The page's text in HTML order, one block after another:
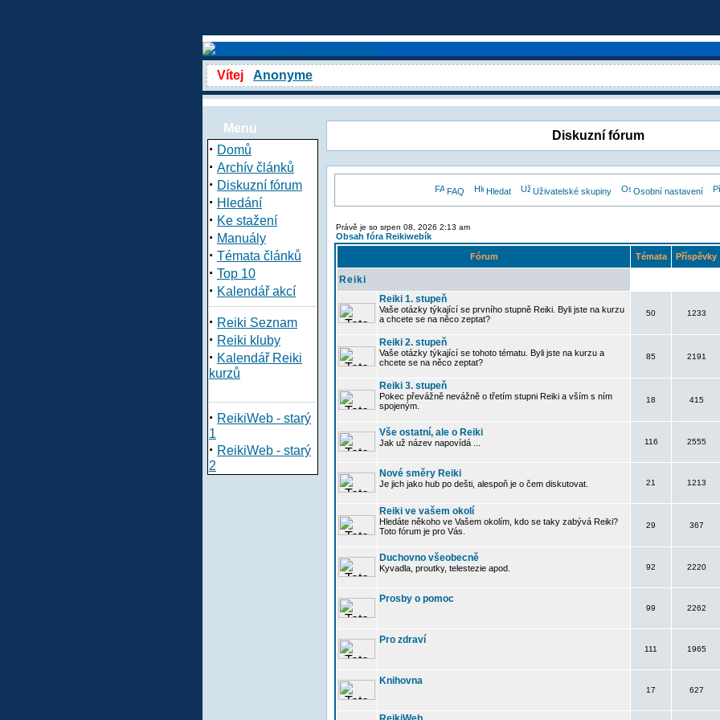
Vítej Anonyme
Menu
· Domů
· Archív článků
· Diskuzní fórum
· Hledání
· Ke stažení
· Manuály
· Témata článků
· Top 10
· Kalendář akcí
· Reiki Seznam
· Reiki kluby
· Kalendář Reiki
kurzů
· ReikiWeb - starý
1
· ReikiWeb - starý
2
Diskuzní fórum
FAQ Hledat Uživatelské skupiny Osobní nastavení
Právě je so srpen 08, 2026 2:13 am
Obsah fóra Reikiwebík
Fórum Témata Příspěvky
Reiki
Reiki 1. stupeň
Vaše otázky týkající se prvního stupně Reiki. Byli jste na kurzu
a chcete se na něco zeptat?
50 1233
Reiki 2. stupeň
Vaše otázky týkající se tohoto tématu. Byli jste na kurzu a
chcete se na něco zeptat?
85 2191
Reiki 3. stupeň
Pokec převážně nevážně o třetím stupni Reiki a vším s ním
spojeným.
18 415
Vše ostatní, ale o Reiki
Jak už název napovídá ... 116 2555
Nové směry Reiki
Je jich jako hub po dešti, alespoň je o čem diskutovat. 21 1213
Reiki ve vašem okolí
Hledáte někoho ve Vašem okolím, kdo se taky zabývá Reiki?
Toto fórum je pro Vás.
29 367
Duchovno všeobecně
Kyvadla, proutky, telestezie apod. 92 2220
Prosby o pomoc
99 2262
Pro zdraví
111 1965
Knihovna
17 627